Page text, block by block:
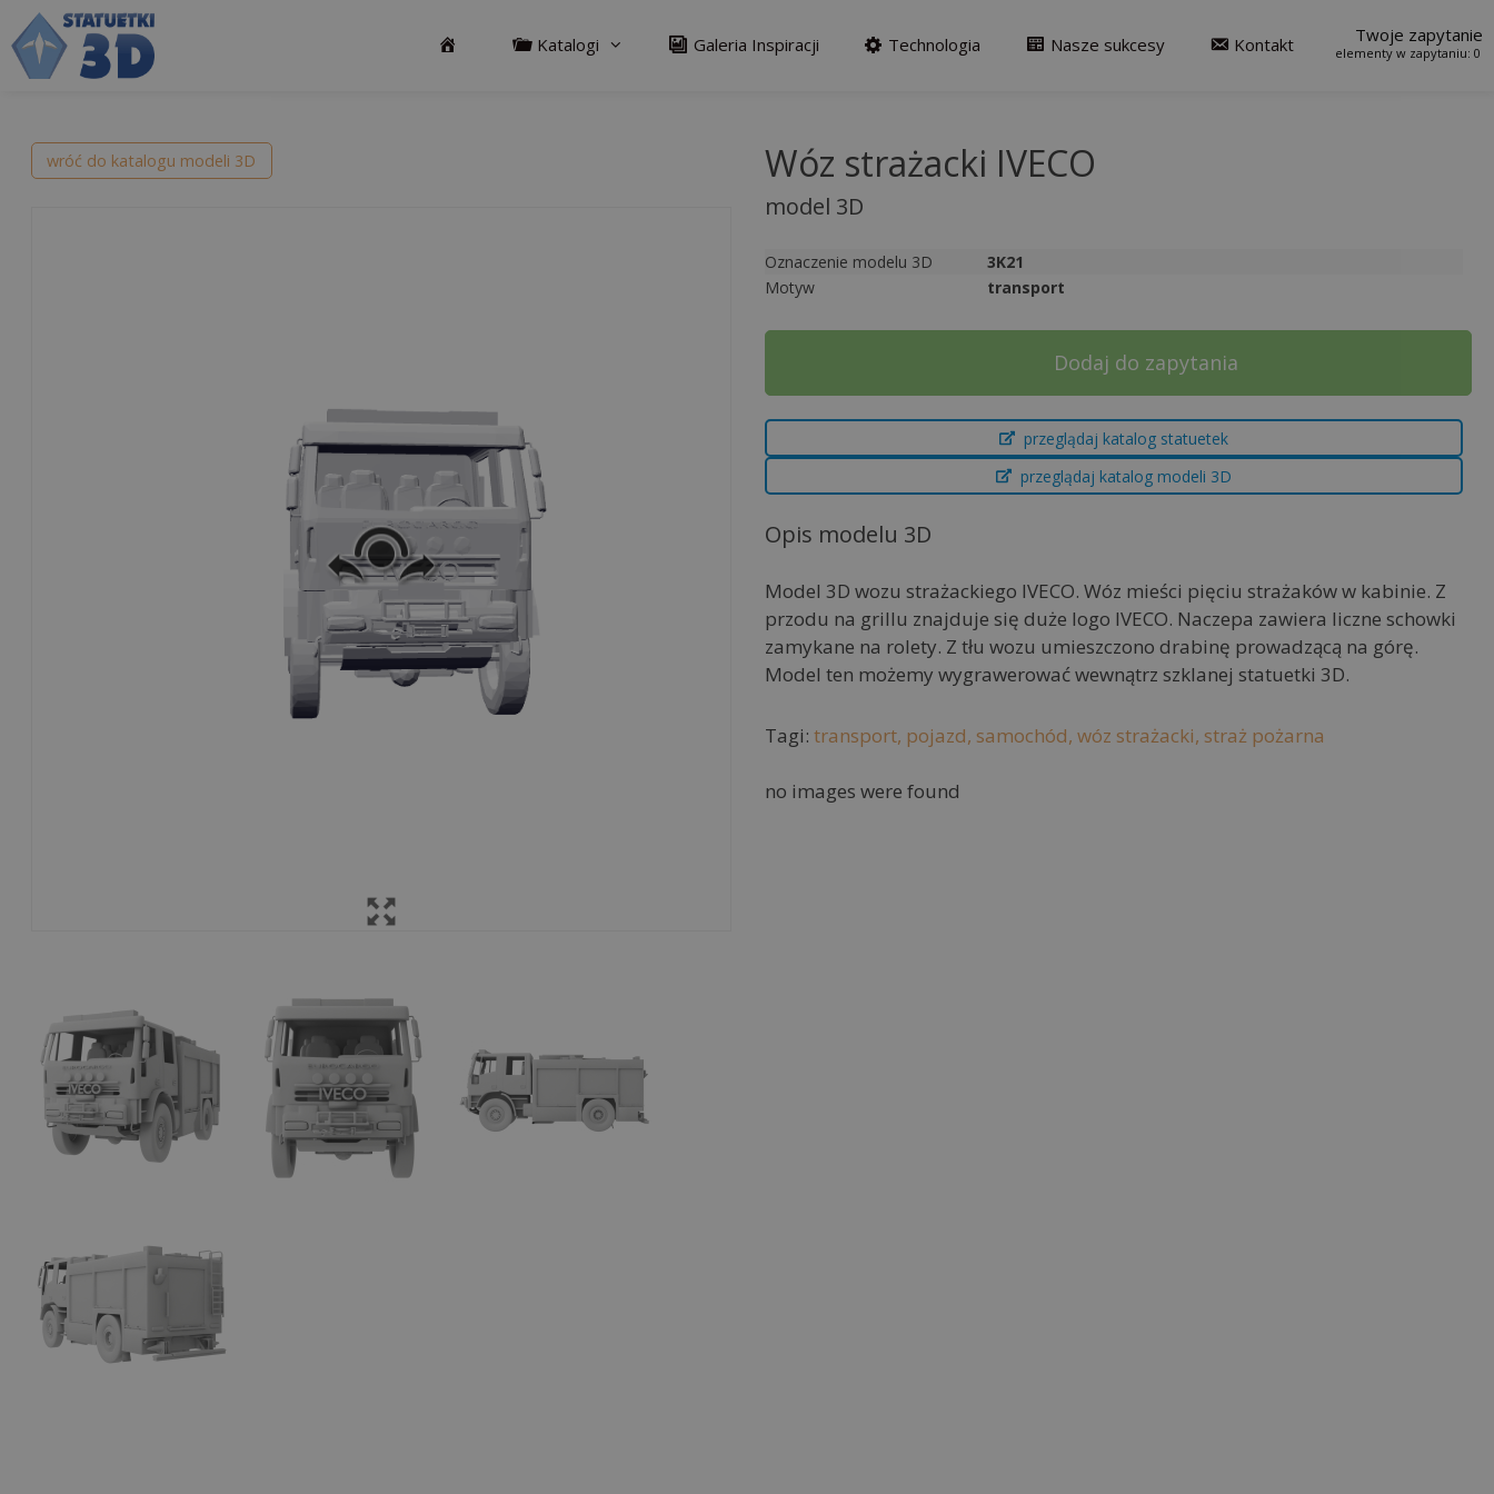
Przejdź
do
treści
Katalogi Galeria Inspiracji Technologia Nasze sukcesy Kontakt 0
Twoje zapytanie
wróć do katalogu modeli 3D Wóz strażacki IVECO
model 3D
Oznaczenie modelu 3D
3K21
Motyw
transport
Dodaj do zapytania
A
e
r
a
t
i
v
przeglądaj katalog statuetek
przeglądaj katalog modeli 3D
Opis modelu 3D
Model 3D wozu strażackiego IVECO. Wóz mieści pięciu strażaków w kabinie. Z
przodu na grillu znajduje się duże logo IVECO. Naczepa zawiera liczne schowki
zamykane na rolety. Z tłu wozu umieszczono drabinę prowadzącą na górę.
Model ten możemy wygrawerować wewnątrz szklanej statuetki 3D.
Tagi: transport, pojazd, samochód, wóz strażacki, straż pożarna
no images were found